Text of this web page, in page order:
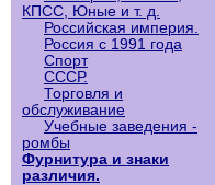
КПСС, Юные и т. д.
Российская империя.
Россия с 1991 года
Спорт
СССР.
Торговля и
обслуживание
Учебные заведения -
ромбы
Фурнитура и знаки
различия.